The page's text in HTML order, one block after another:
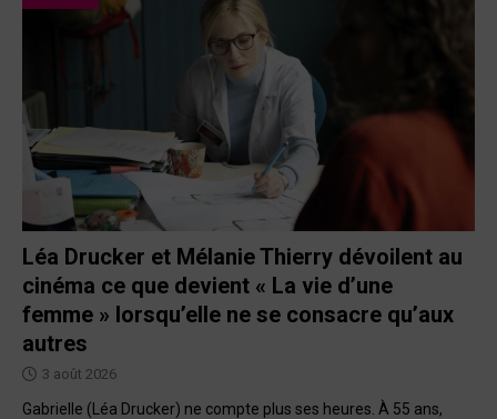
Léa Drucker et Mélanie Thierry dévoilent au
cinéma ce que devient « La vie d’une
femme » lorsqu’elle ne se consacre qu’aux
autres
3 août 2026
Gabrielle (Léa Drucker) ne compte plus ses heures. À 55 ans,